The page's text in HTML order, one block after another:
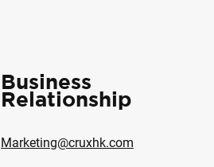
Business
Relationship
Marketing@cruxhk.com